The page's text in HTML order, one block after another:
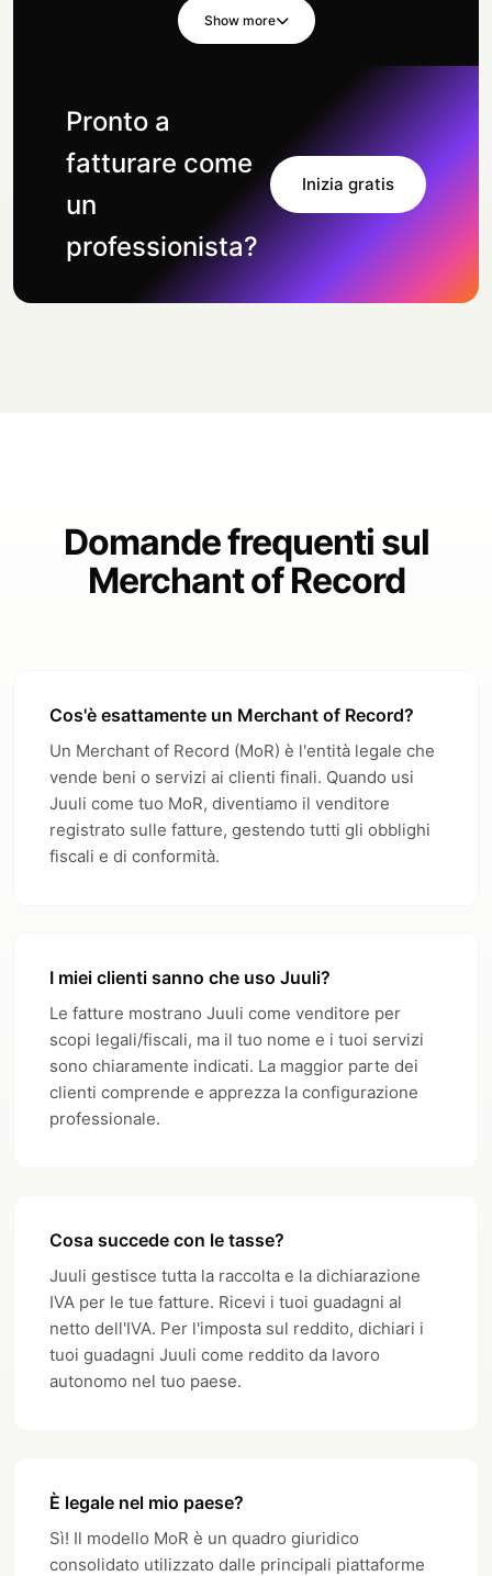
Show more
Pronto a
fatturare come
un
professionista?
Inizia gratis
Domande frequenti sul
Merchant of Record
Cos'è esattamente un Merchant of Record?
Un Merchant of Record (MoR) è l'entità legale che
vende beni o servizi ai clienti finali. Quando usi
Juuli come tuo MoR, diventiamo il venditore
registrato sulle fatture, gestendo tutti gli obblighi
fiscali e di conformità.
I miei clienti sanno che uso Juuli?
Le fatture mostrano Juuli come venditore per
scopi legali/fiscali, ma il tuo nome e i tuoi servizi
sono chiaramente indicati. La maggior parte dei
clienti comprende e apprezza la configurazione
professionale.
Cosa succede con le tasse?
Juuli gestisce tutta la raccolta e la dichiarazione
IVA per le tue fatture. Ricevi i tuoi guadagni al
netto dell'IVA. Per l'imposta sul reddito, dichiari i
tuoi guadagni Juuli come reddito da lavoro
autonomo nel tuo paese.
È legale nel mio paese?
Sì! Il modello MoR è un quadro giuridico
consolidato utilizzato dalle principali piattaforme